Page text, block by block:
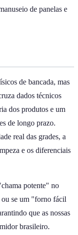
de panelas e
de bancada, mas
dados técnicos
dos produtos e um
de longo prazo.
real das grades, a
e os diferenciais
potente" no
ou se um "forno fácil
que as nossas
brasileiro.